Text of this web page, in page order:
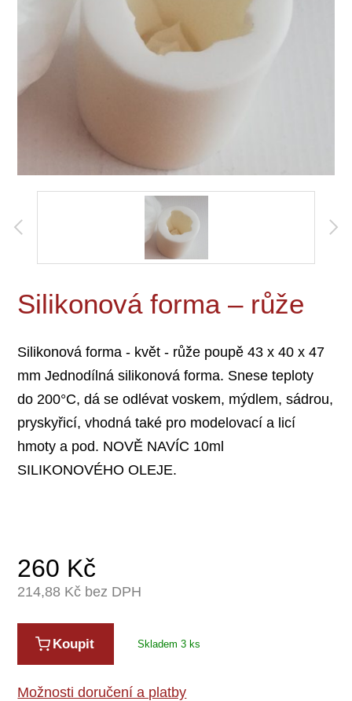
Silikonová forma – růže
Silikonová forma - květ - růže poupě 43 x 40 x 47
mm Jednodílná silikonová forma. Snese teploty
do 200°C, dá se odlévat voskem, mýdlem, sádrou,
pryskyřicí, vhodná také pro modelovací a licí
hmoty a pod. NOVĚ NAVÍC 10ml
SILIKONOVÉHO OLEJE.
260 Kč
214,88 Kč bez DPH
Koupit Skladem 3 ks
Možnosti doručení a platby